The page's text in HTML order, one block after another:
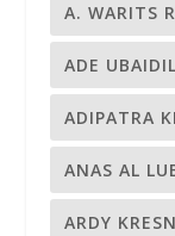
A. WARITS
ADE UBAIDIL
ADIPATRA
ANAS AL
ARDY